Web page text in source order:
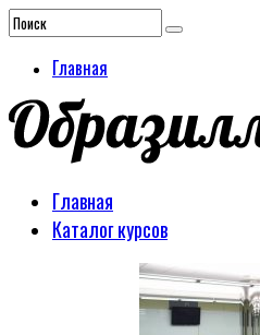
Главная
Главная
Каталог курсов